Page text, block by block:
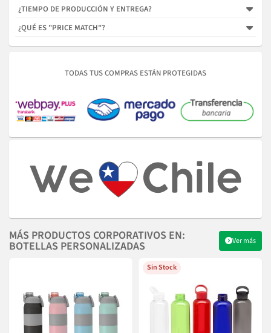
¿TIEMPO DE PRODUCCIÓN Y ENTREGA?
¿QUÉ ES "PRICE MATCH"?
TODAS TUS COMPRAS ESTÁN PROTEGIDAS
MÁS PRODUCTOS CORPORATIVOS EN:
BOTELLAS PERSONALIZADAS Ver más
Sin Stock